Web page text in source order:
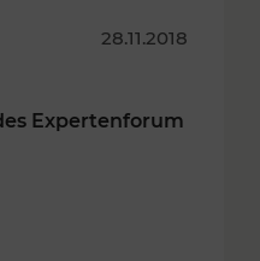
28.11.2018
Expertenforum